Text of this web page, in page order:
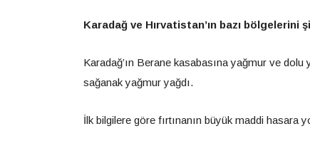
Karadağ ve Hırvatistan’ın bazı bölgelerini
Karadağ’ın Berane kasabasına yağmur ve
sağanak yağmur yağdı.
İlk bilgilere göre fırtınanın büyük maddi hasara